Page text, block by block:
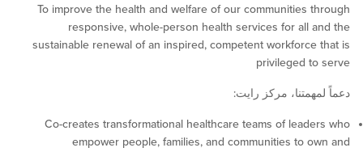
To improve the health and welfare of our communities
responsive, whole-person health services for all
sustainable renewal of an inspired, competent
privileged
مركز رايت:
Co-creates transformational healthcare teams of
empower people, families, and communities to